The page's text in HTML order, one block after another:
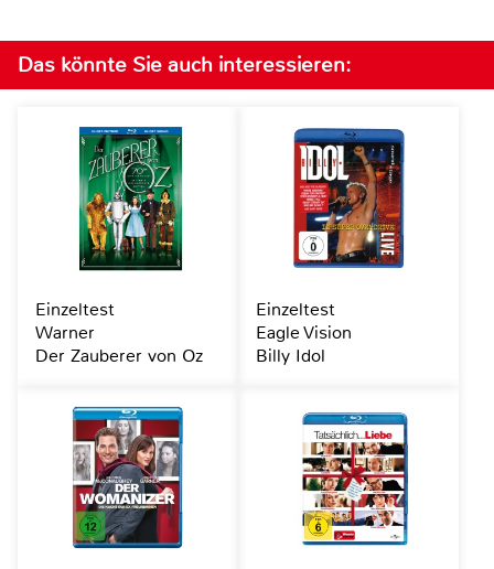
Das könnte Sie auch interessieren:
Einzeltest
Warner
Der Zauberer von Oz
Einzeltest
Eagle Vision
Billy Idol